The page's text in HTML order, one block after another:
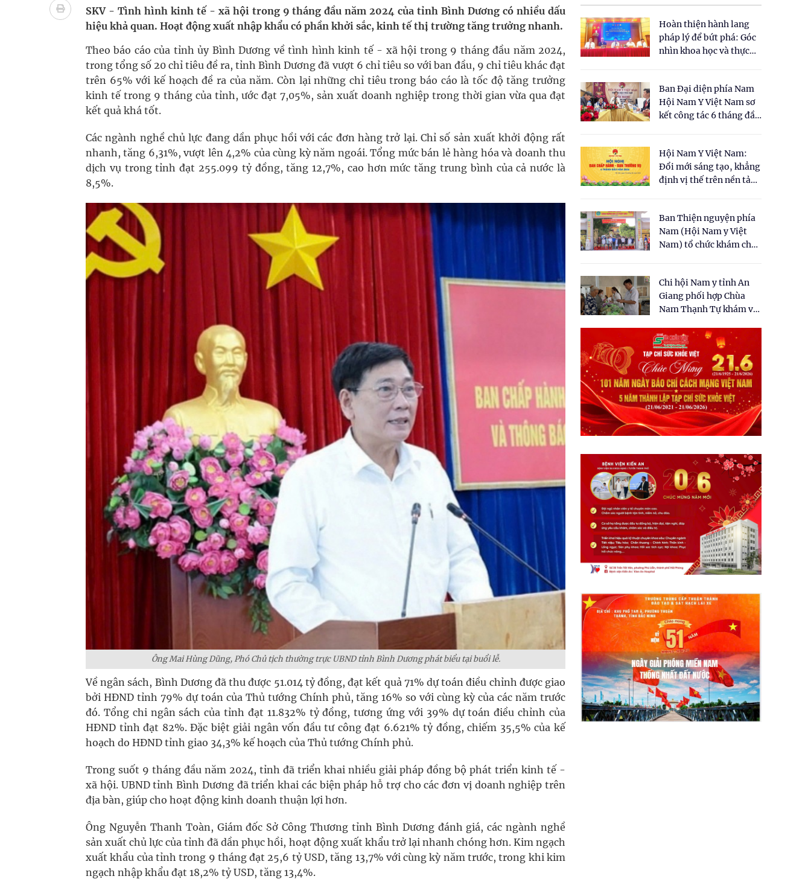
Súp lơ xanh mang đến hy vọng mới trong phòng ngừa ung thư
Tác Dụng Chống Kết Tập Tiểu Cầu Và Chống Đông Máu Của Các Loài Nhân Sâm (Panax Spp.): Tổng
Quan Bằng Chứng Dược Lý Và Cơ Chế Phân Tử
Cách âm nhạc trị liệu được “đo ni đóng giày”
Dự báo thời tiết ngày 08/8/2026: Bắc Bộ nắng nóng, nhiệt độ cao nhất 35 độ
SKV - Tình hình kinh tế - xã hội trong 9 tháng đầu năm 2024 của tỉnh Bình Dương có nhiều dấu
hiệu khả quan. Hoạt động xuất nhập khẩu có phần khởi sắc, kinh tế thị trường tăng trưởng nhanh.
Theo báo cáo của tỉnh ủy Bình Dương về tình hình kinh tế - xã hội trong 9 tháng đầu năm 2024,
trong tổng số 20 chỉ tiêu đề ra, tỉnh Bình Dương đã vượt 6 chỉ tiêu so với ban đầu, 9 chỉ tiêu khác đạt
trên 65% với kế hoạch đề ra của năm. Còn lại những chỉ tiêu trong báo cáo là tốc độ tăng trưởng
kinh tế trong 9 tháng của tỉnh, ước đạt 7,05%, sản xuất doanh nghiệp trong thời gian vừa qua đạt
kết quả khá tốt.
Các ngành nghề chủ lực đang dần phục hồi với các đơn hàng trở lại. Chỉ số sản xuất khởi động rất
nhanh, tăng 6,31%, vượt lên 4,2% của cùng kỳ năm ngoái. Tổng mức bán lẻ hàng hóa và doanh thu
dịch vụ trong tỉnh đạt 255.099 tỷ đồng, tăng 12,7%, cao hơn mức tăng trung bình của cả nước là
8,5%.
Ông Mai Hùng Dũng, Phó Chủ tịch thường trực UBND tỉnh Bình Dương phát biểu tại buổi lễ.
Về ngân sách, Bình Dương đã thu được 51.014 tỷ đồng, đạt kết quả 71% dự toán điều chỉnh được giao
bởi HĐND tỉnh 79% dự toán của Thủ tướng Chính phủ, tăng 16% so với cùng kỳ của các năm trước
đó. Tổng chi ngân sách của tỉnh đạt 11.832% tỷ đồng, tương ứng với 39% dự toán điều chỉnh của
HĐND tỉnh đạt 82%. Đặc biệt giải ngân vốn đầu tư công đạt 6.621% tỷ đồng, chiếm 35,5% của kế
hoạch do HĐND tỉnh giao 34,3% kế hoạch của Thủ tướng Chính phủ.
Trong suốt 9 tháng đầu năm 2024, tỉnh đã triển khai nhiều giải pháp đồng bộ phát triển kinh tế -
xã hội. UBND tỉnh Bình Dương đã triển khai các biện pháp hỗ trợ cho các đơn vị doanh nghiệp trên
địa bàn, giúp cho hoạt động kinh doanh thuận lợi hơn.
Ông Nguyễn Thanh Toàn, Giám đốc Sở Công Thương tỉnh Bình Dương đánh giá, các ngành nghề
sản xuất chủ lực của tỉnh đã dần phục hồi, hoạt động xuất khẩu trở lại nhanh chóng hơn. Kim ngạch
xuất khẩu của tỉnh trong 9 tháng đạt 25,6 tỷ USD, tăng 13,7% với cùng kỳ năm trước, trong khi kim
ngạch nhập khẩu đạt 18,2% tỷ USD, tăng 13,4%.
Hoàn thiện hành lang
pháp lý để bứt phá: Góc
nhìn khoa học và thực
cho Luật Y dược cổ
truyền Việt Nam"
Ban Đại diện phía Nam
Hội Nam Y Việt Nam sơ
kết công tác 6 tháng đầu
Hội Nam Y Việt Nam:
Đổi mới sáng tạo, khẳng
định vị thế trên nền tảng
Ban Thiện nguyện phía
Nam (Hội Nam y Việt
Nam) tổ chức khám chữa
dân tại xã Tân Tập
Chi hội Nam y tỉnh An
Giang phối hợp Chùa
Nam Thạnh Tự khám và
nhân dân